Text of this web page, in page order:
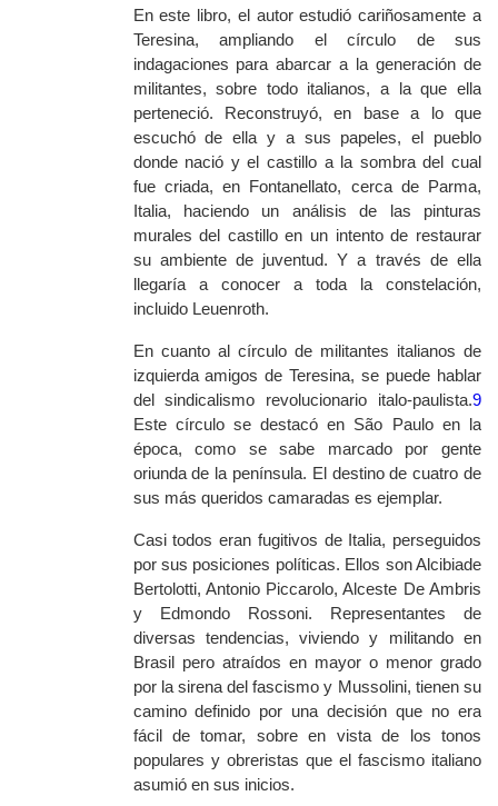
En este libro, el autor estudió cariñosamente a
Teresina, ampliando el círculo de sus
indagaciones para abarcar a la generación de
militantes, sobre todo italianos, a la que ella
perteneció. Reconstruyó, en base a lo que
escuchó de ella y a sus papeles, el pueblo
donde nació y el castillo a la sombra del cual
fue criada, en Fontanellato, cerca de Parma,
Italia, haciendo un análisis de las pinturas
murales del castillo en un intento de restaurar
su ambiente de juventud. Y a través de ella
llegaría a conocer a toda la constelación,
incluido Leuenroth.
En cuanto al círculo de militantes italianos de
izquierda amigos de Teresina, se puede hablar
del sindicalismo revolucionario italo-paulista.9
Este círculo se destacó en São Paulo en la
época, como se sabe marcado por gente
oriunda de la península. El destino de cuatro de
sus más queridos camaradas es ejemplar.
Casi todos eran fugitivos de Italia, perseguidos
por sus posiciones políticas. Ellos son Alcibiade
Bertolotti, Antonio Piccarolo, Alceste De Ambris
y Edmondo Rossoni. Representantes de
diversas tendencias, viviendo y militando en
Brasil pero atraídos en mayor o menor grado
por la sirena del fascismo y Mussolini, tienen su
camino definido por una decisión que no era
fácil de tomar, sobre en vista de los tonos
populares y obreristas que el fascismo italiano
asumió en sus inicios.